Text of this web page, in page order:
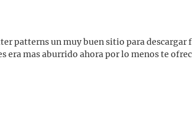
patterns un muy buen sitio para descargar
era mas aburrido ahora por lo menos te